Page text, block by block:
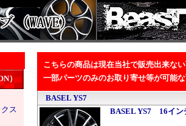
）
ス
こちらの商品は現在当社で販売出来な
一部パーツのみのお取り寄せ等が可能
BASEL YS7
BASEL YS7 16イン